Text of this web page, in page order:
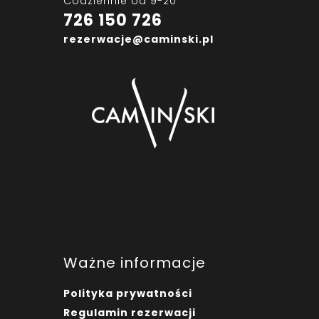
726 150 726
rezerwacje@caminski.pl
Ważne informacje
Polityka prywatności
Regulamin rezerwacji